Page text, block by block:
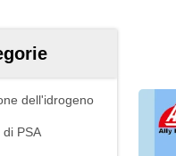
dell'idrogeno
PSA